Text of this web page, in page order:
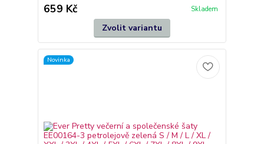
659 Kč Skladem
Zvolit variantu
Novinka